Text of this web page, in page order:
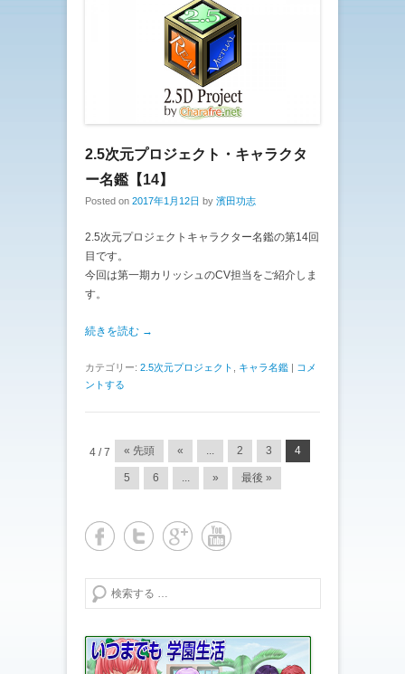
2.5次元プロジェクト・キャラクタ
ー名鑑【14】
Posted on 2017年1月12日 by 濱田功志
2.5次元プロジェクトキャラクター名鑑の第14回
目です。
今回は第一期カリッシュのCV担当をご紹介しま
す。
続きを読む →
カテゴリー: 2.5次元プロジェクト キャラ名鑑
コメ
ントする
投稿ナビゲーション
4 / 7 « 先頭 « ... 2 3 4
5 6 ... » 最後 »
検索する